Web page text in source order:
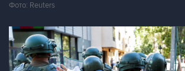
Фото: Reuters